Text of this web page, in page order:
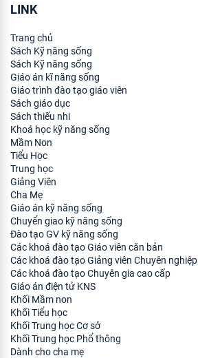
LINK
Trang chủ
Sách Kỹ năng sống
Sách Kỹ năng sống
Giáo án kĩ năng sống
Giáo trình đào tạo giáo viên
Sách giáo dục
Sách thiếu nhi
Khoá học kỹ năng sống
Mầm Non
Tiểu Học
Trung học
Giảng Viên
Cha Mẹ
Giáo án kỹ năng sống
Chuyển giao kỹ năng sống
Đào tạo GV kỹ năng sống
Các khoá đào tạo Giáo viên căn bản
Các khoá đào tạo Giảng viên Chuyên nghiệp
Các khoá đào tạo Chuyên gia cao cấp
Giáo án điện tử KNS
Khối Mầm non
Khối Tiểu học
Khối Trung học Cơ sở
Khối Trung học Phổ thông
Dành cho cha mẹ